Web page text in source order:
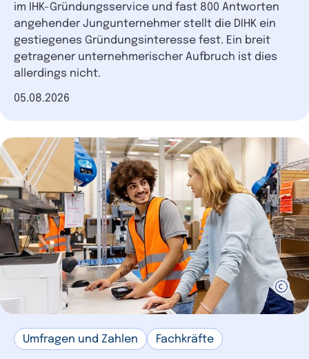
im IHK-Gründungsservice und fast 800 Antworten
angehender Jungunternehmer stellt die DIHK ein
gestiegenes Gründungsinteresse fest. Ein breit
getragener unternehmerischer Aufbruch ist dies
allerdings nicht.
Datum der Veröffentlichung
05.08.2026
Umfragen und Zahlen Fachkräfte